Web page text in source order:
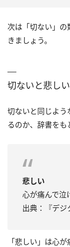
次は「切ない」の
きましょう。
切ないと悲し
切ないと同じよう
るのか、辞書をも
悲しい
心が痛んで泣
出典：『デジ
「悲しい」は心